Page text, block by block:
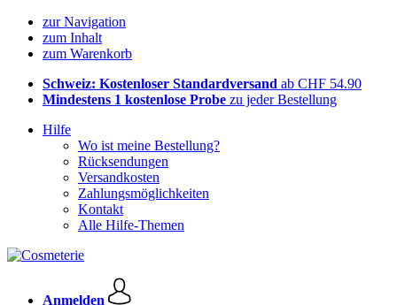
zur Navigation
zum Inhalt
zum Warenkorb
Schweiz: Kostenloser Standardversand ab CHF 54.90
Mindestens 1 kostenlose Probe zu jeder Bestellung
Hilfe
Wo ist meine Bestellung?
Rücksendungen
Versandkosten
Zahlungsmöglichkeiten
Kontakt
Alle Hilfe-Themen
Anmelden